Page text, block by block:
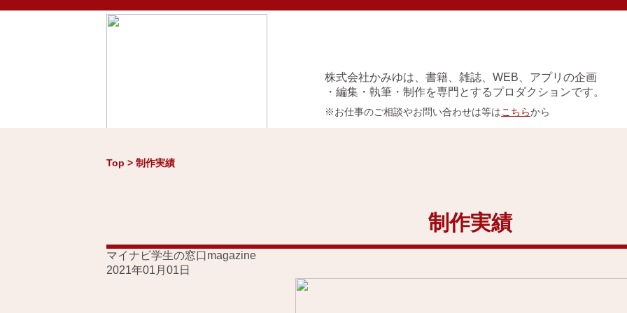
株式会社かみゆは、書籍、雑誌、WEB、アプリの企画
・編集・執筆・制作を専門とするプロダクションです。
※お仕事のご相談やお問い合わせは等はこちらから
Top > 制作実績
制作実績
マイナビ学生の窓口magazine
2021年01月01日